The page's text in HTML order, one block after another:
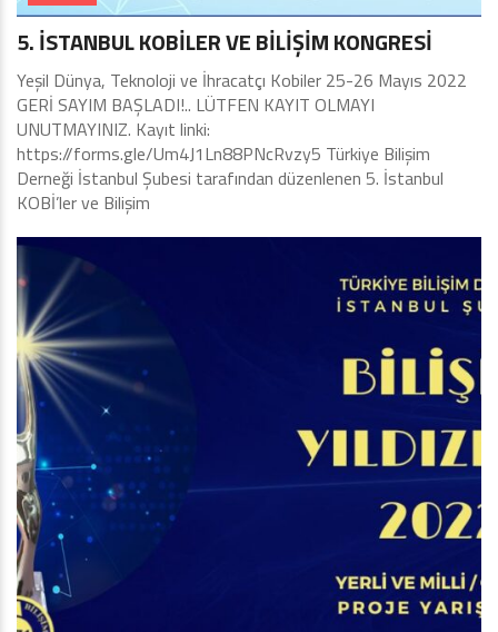
5. İSTANBUL KOBİLER VE BİLİŞİM KONGRESİ
Yeşil Dünya, Teknoloji ve İhracatçı Kobiler 25-26 Mayıs 2022
GERİ SAYIM BAŞLADI!.. LÜTFEN KAYIT OLMAYI
UNUTMAYINIZ. Kayıt linki:
https://forms.gle/Um4J1Ln88PNcRvzy5 Türkiye Bilişim
Derneği İstanbul Şubesi tarafından düzenlenen 5. İstanbul
KOBİ’ler ve Bilişim